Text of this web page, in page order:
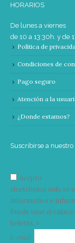
HORARIOS
De lunes a viernes
de 10 a 13:30h. y de
Política de
Condiciones de
Pago seguro
Atención a la
¿Donde estamos?
Suscribirse a
Acepto
electrónico solo se
informativo e
Puede usar el
boletín. >
E-mail*